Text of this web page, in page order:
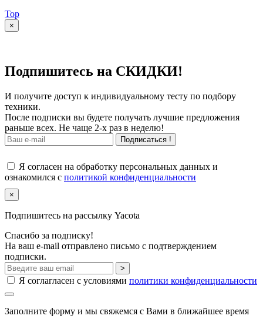
Top
×
Подпишитесь на СКИДКИ!
И получите доступ к индивидуальному тесту по подбору
техники.
После подписки вы будете получать лучшие предложения
раньше всех. Не чаще 2-х раз в неделю!
Подписаться !
Я согласен на обработку персональных данных и
ознакомился с политикой конфиденциальности
×
Подпишитесь на рассылку Yacota
Спасибо за подписку!
На ваш e-mail отправлено письмо с подтверждением
подписки.
>
Я соглагласен с условиями политики конфиденциальности
Заполните форму и мы свяжемся с Вами в ближайшее время